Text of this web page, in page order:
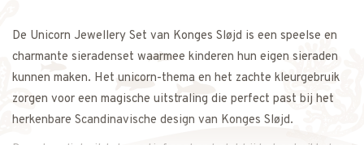
De Unicorn Jewellery Set van Konges Sløjd is een speelse en
charmante sieradenset waarmee kinderen hun eigen sieraden
kunnen maken. Het unicorn-thema en het zachte kleurgebruik
zorgen voor een magische uitstraling die perfect past bij het
herkenbare Scandinavische design van Konges Sløjd.